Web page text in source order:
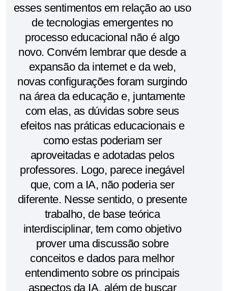
esses sentimentos em relação ao uso
de tecnologias emergentes no
processo educacional não é algo
novo. Convém lembrar que desde a
expansão da internet e da web,
novas configurações foram surgindo
na área da educação e, juntamente
com elas, as dúvidas sobre seus
efeitos nas práticas educacionais e
como estas poderiam ser
aproveitadas e adotadas pelos
professores. Logo, parece inegável
que, com a IA, não poderia ser
diferente. Nesse sentido, o presente
trabalho, de base teórica
interdisciplinar, tem como objetivo
prover uma discussão sobre
conceitos e dados para melhor
entendimento sobre os principais
aspectos da IA, além de buscar